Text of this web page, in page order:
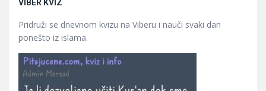
VIBER KVIZ
Pridruži se dnevnom kvizu na Viberu i nauči svaki dan
ponešto iz islama.